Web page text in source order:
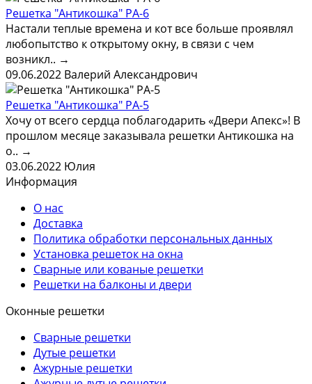
Решетка "Антикошка" РА-6
Настали теплые времена и кот все больше проявлял
любопытство к открытому окну, в связи с чем
возникл.. →
09.06.2022 Валерий Александрович
Решетка "Антикошка" РА-5
Хочу от всего сердца поблагодарить «Двери Апекс»! В
прошлом месяце заказывала решетки Антикошка на
о.. →
03.06.2022 Юлия
Информация
О нас
Доставка
Политика обработки персональных данных
Установка решеток на окна
Сварные или кованые решетки
Решетки на балконы и двери
Оконные решетки
Сварные решетки
Дутые решетки
Ажурные решетки